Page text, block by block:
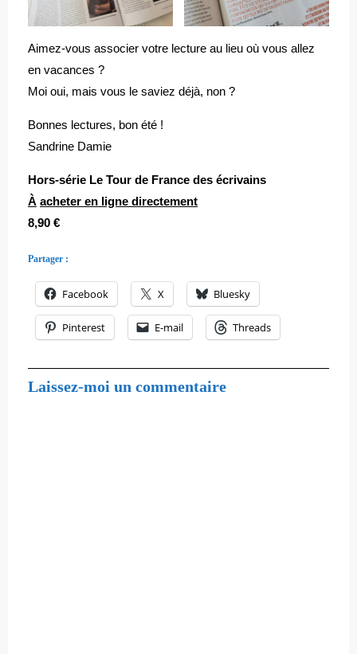
Aimez-vous associer votre lecture au lieu où vous allez
en vacances ?
Moi oui, mais vous le saviez déjà, non ?
Bonnes lectures, bon été !
Sandrine Damie
Hors-série Le Tour de France des écrivains
À acheter en ligne directement
8,90 €
Partager :
Facebook X Bluesky
Pinterest E-mail Threads
Laissez-moi un commentaire